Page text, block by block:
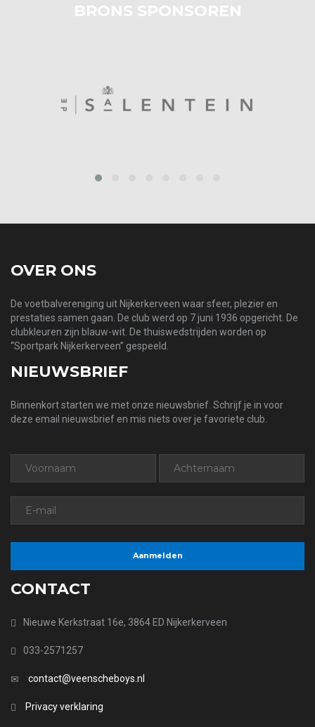
BRONS SPONSOREN
OVER ONS
De voetbalvereniging uit Nijkerkerveen waar sfeer, plezier en
prestaties samen gaan. De club werd op 7 juni 1936 opgericht. De
clubkleuren zijn blauw-wit. De thuiswedstrijden worden op
“Sportpark Nijkerkerveen” gespeeld.
NIEUWSBRIEF
Binnenkort starten we met onze nieuwsbrief. Schrijf je in voor
deze email nieuwsbrief en mis niets over je favoriete club.
CONTACT
Nieuwe Kerkstraat 16e, 3864 ED Nijkerkerveen
033-2571257
contact@veenscheboys.nl
Privacy verklaring